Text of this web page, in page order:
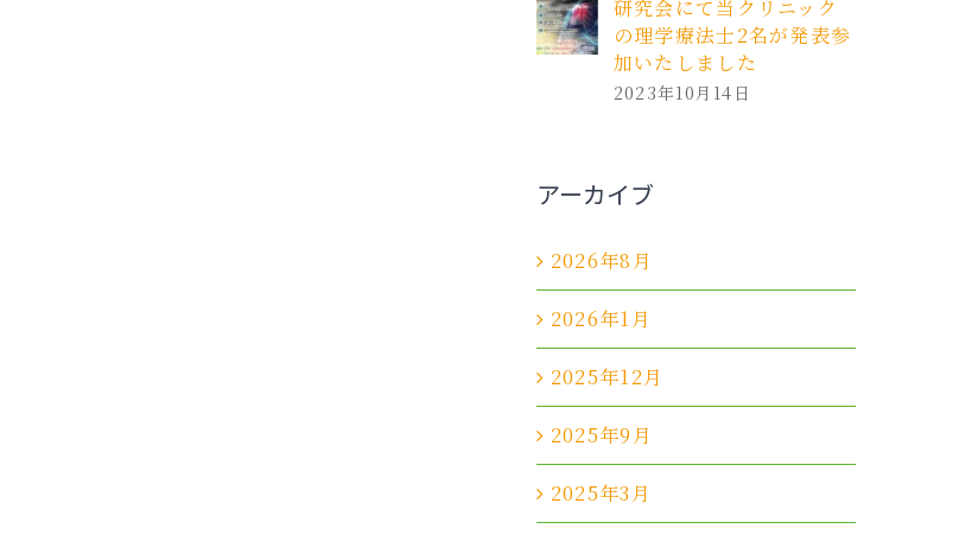
研究会にて当クリニック
の理学療法士2名が発表参
加いたしました
2023年10月14日
アーカイブ
2026年8月
2026年1月
2025年12月
2025年9月
2025年3月